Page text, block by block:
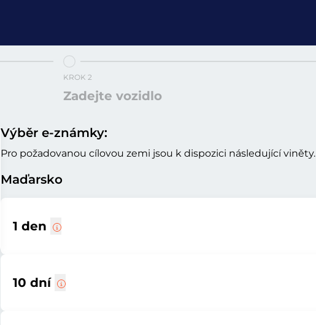
KROK 2
Zadejte vozidlo
Výběr e-známky:
Pro požadovanou cílovou zemi jsou k dispozici následující viněty.
Maďarsko
1 den
10 dní